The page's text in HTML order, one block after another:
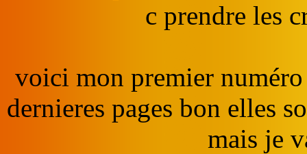
c prendre les
voici mon premier
dernieres pages bon elles
mais je